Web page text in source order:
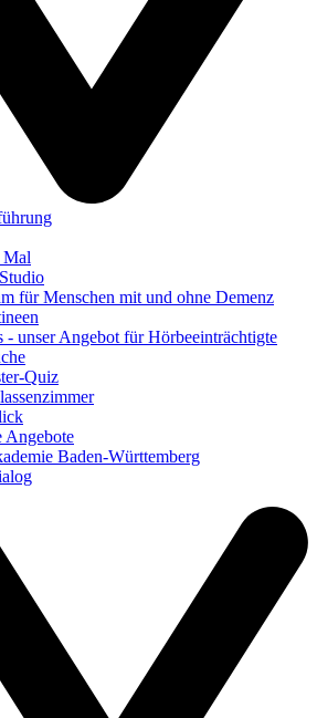
Mal
für Menschen mit und ohne Demenz
- unser Angebot für Hörbeeinträchtigte
Quiz
Angebote
Baden-Württemberg